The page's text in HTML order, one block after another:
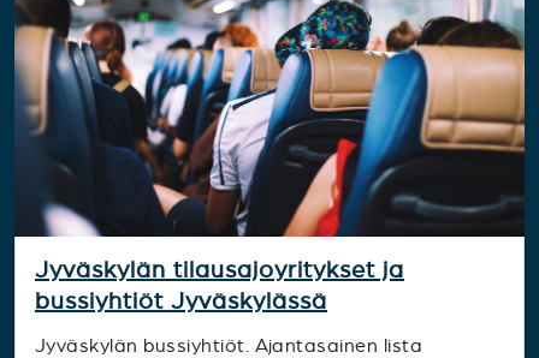
Jyväskylän tilausajoyritykset ja
bussiyhtiöt Jyväskylässä
Jyväskylän bussiyhtiöt. Ajantasainen lista